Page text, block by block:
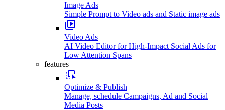
Image Ads
Simple Prompt to Video ads and Static image ads
Video Ads
AI Video Editor for High-Impact Social Ads for
Low Attention Spans
features
Optimize & Publish
Manage, schedule Campaigns, Ad and Social
Media Posts